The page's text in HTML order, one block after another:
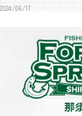
2024/06/17